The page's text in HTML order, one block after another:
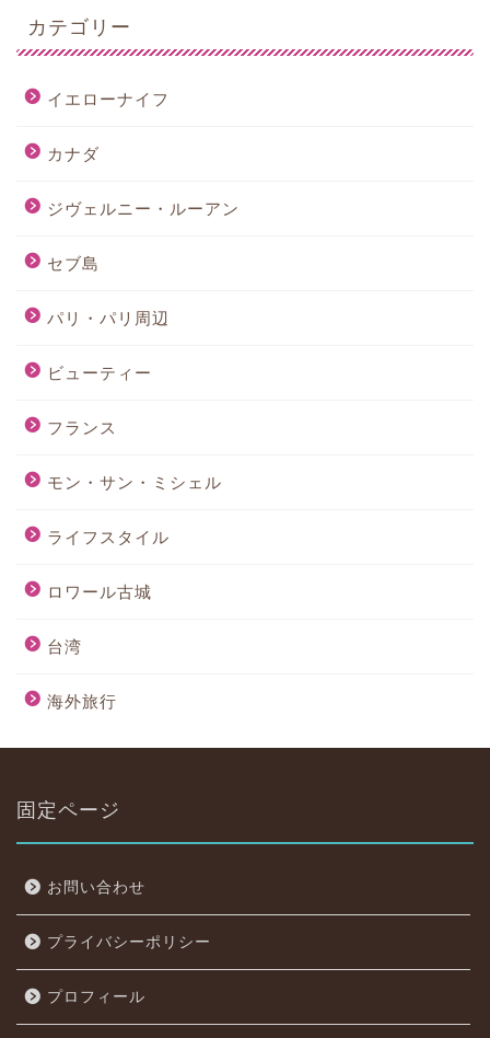
カテゴリー
イエローナイフ
カナダ
ジヴェルニー・ルーアン
セブ島
パリ・パリ周辺
ビューティー
フランス
モン・サン・ミシェル
ライフスタイル
ロワール古城
台湾
海外旅行
固定ページ
お問い合わせ
プライバシーポリシー
プロフィール